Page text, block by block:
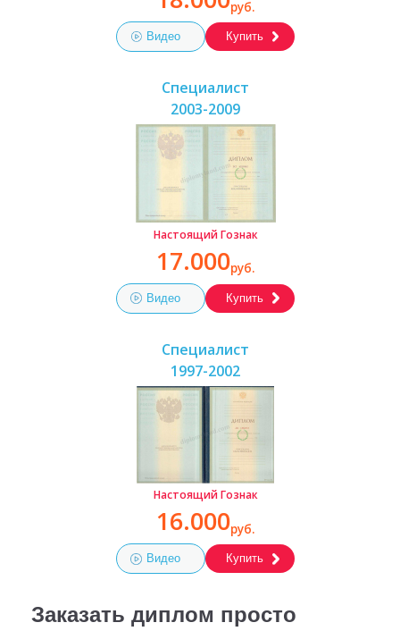
руб.
Видео Купить
Специалист
2003-2009
Настоящий Гознак
17.000руб.
Видео Купить
Специалист
1997-2002
Настоящий Гознак
16.000руб.
Видео Купить
Заказать диплом просто